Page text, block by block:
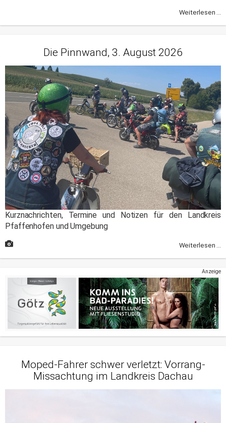
Weiterlesen ...
Die Pinnwand, 3. August 2026
Kurznachrichten, Termine und Notizen für den Landkreis
Pfaffenhofen und Umgebung
Weiterlesen ...
Anzeige
Moped-Fahrer schwer verletzt: Vorrang-
Missachtung im Landkreis Dachau